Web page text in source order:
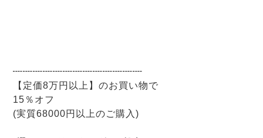
┉┉┉┉┉┉┉┉┉┉┉┉┉
【定価8万円以上】のお買い物で
15％オフ
(実質68000円以上のご購入)